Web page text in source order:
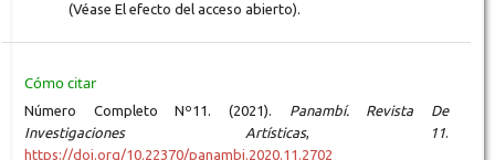
(Véase El efecto del acceso abierto).
Cómo citar
Número Completo Nº11. (2021). Panambí. Revista De
Investigaciones Artísticas, 11
https://doi.org/10.22370/panambi.2020.11.2702